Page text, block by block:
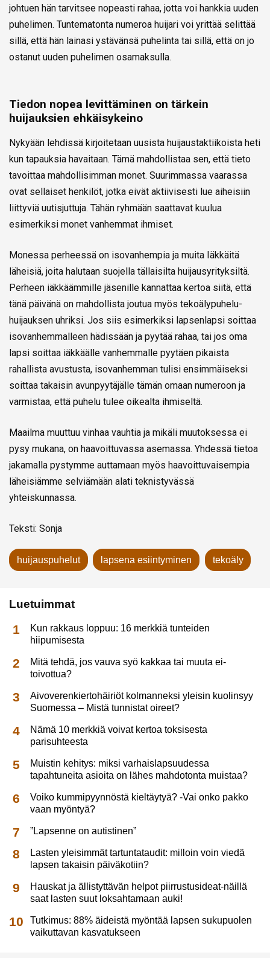
johtuen hän tarvitsee nopeasti rahaa, jotta voi hankkia uuden
puhelimen. Tuntematonta numeroa huijari voi yrittää selittää
sillä, että hän lainasi ystävänsä puhelinta tai sillä, että on jo
ostanut uuden puhelimen osamaksulla.
Tiedon nopea levittäminen on tärkein
huijauksien ehkäisykeino
Nykyään lehdissä kirjoitetaan uusista huijaustaktiikoista heti
kun tapauksia havaitaan. Tämä mahdollistaa sen, että tieto
tavoittaa mahdollisimman monet. Suurimmassa vaarassa
ovat sellaiset henkilöt, jotka eivät aktiivisesti lue aiheisiin
liittyviä uutisjuttuja. Tähän ryhmään saattavat kuulua
esimerkiksi monet vanhemmat ihmiset.
Monessa perheessä on isovanhempia ja muita Iäkkäitä
läheisiä, joita halutaan suojella tällaisilta huijausyrityksiltä.
Perheen iäkkäämmille jäsenille kannattaa kertoa siitä, että
tänä päivänä on mahdollista joutua myös tekoälypuhelu-
huijauksen uhriksi. Jos siis esimerkiksi lapsenlapsi soittaa
isovanhemmalleen hädissään ja pyytää rahaa, tai jos oma
lapsi soittaa iäkkäälle vanhemmalle pyytäen pikaista
rahallista avustusta, isovanhemman tulisi ensimmäiseksi
soittaa takaisin avunpyytäjälle tämän omaan numeroon ja
varmistaa, että puhelu tulee oikealta ihmiseltä.
Maailma muuttuu vinhaa vauhtia ja mikäli muutoksessa ei
pysy mukana, on haavoittuvassa asemassa. Yhdessä tietoa
jakamalla pystymme auttamaan myös haavoittuvaisempia
läheisiämme selviämään alati teknistyvässä
yhteiskunnassa.
Teksti: Sonja
huijauspuhelut lapsena esiintyminen tekoäly
Luetuimmat
Kun rakkaus loppuu: 16 merkkiä tunteiden
hiipumisesta
Mitä tehdä, jos vauva syö kakkaa tai muuta ei-
toivottua?
Aivoverenkiertohäiriöt kolmanneksi yleisin kuolinsyy
Suomessa – Mistä tunnistat oireet?
Nämä 10 merkkiä voivat kertoa toksisesta
parisuhteesta
Muistin kehitys: miksi varhaislapsuudessa
tapahtuneita asioita on lähes mahdotonta muistaa?
Voiko kummipyynnöstä kieltäytyä? -Vai onko pakko
vaan myöntyä?
”Lapsenne on autistinen”
Lasten yleisimmät tartuntataudit: milloin voin viedä
lapsen takaisin päiväkotiin?
Hauskat ja ällistyttävän helpot piirrustusideat-näillä
saat lasten suut loksahtamaan auki!
Tutkimus: 88% äideistä myöntää lapsen sukupuolen
vaikuttavan kasvatukseen